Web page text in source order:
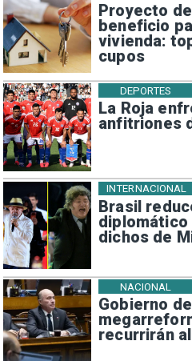
Proyecto
beneficio
vivienda:
cupos
La Roja
anfitriones
DEPORTES
Brasil
dichos de
INTERNACIONAL
Gobierno
recurrirán
NACIONAL